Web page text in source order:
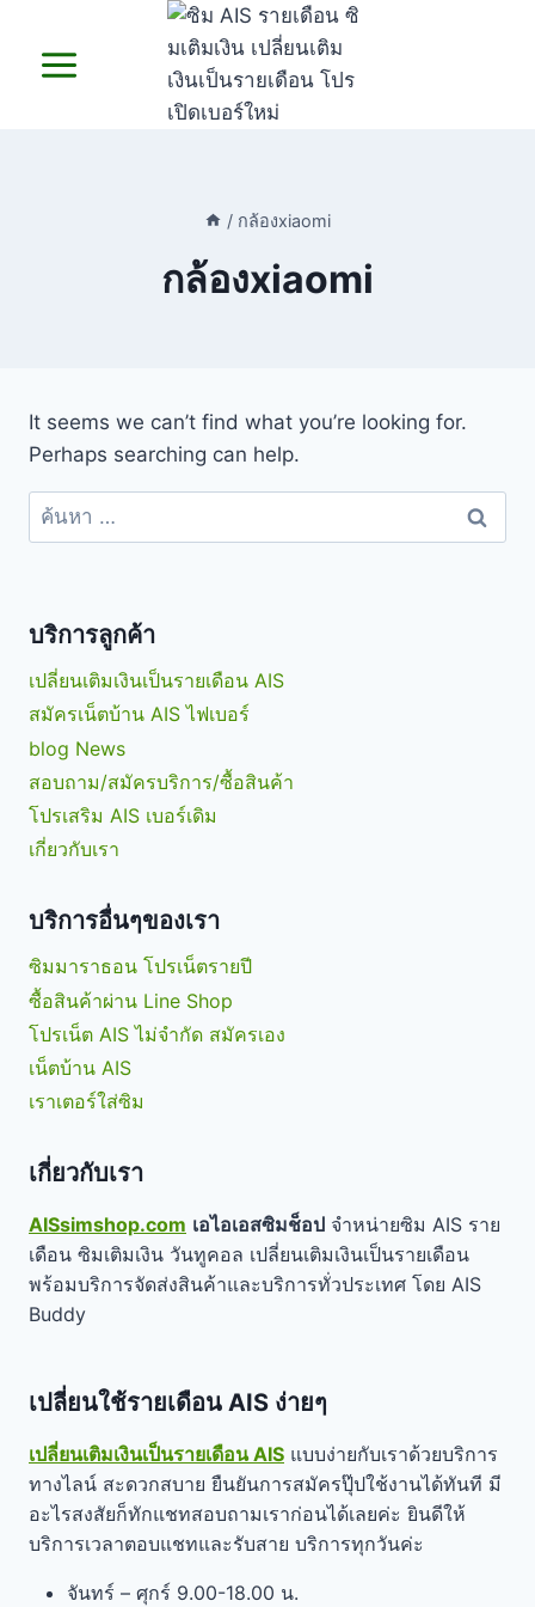
content
/ กล้องxiaomi
กล้องxiaomi
It seems we can’t find what you’re looking for.
Perhaps searching can help.
ค้นหา
สำหรับ:
บริการลูกค้า
เปลี่ยนเติมเงินเป็นรายเดือน AIS
สมัครเน็ตบ้าน AIS ไฟเบอร์
blog News
สอบถาม/สมัครบริการ/ซื้อสินค้า
โปรเสริม AIS เบอร์เดิม
เกี่ยวกับเรา
บริการอื่นๆของเรา
ซิมมาราธอน โปรเน็ตรายปี
ซื้อสินค้าผ่าน Line Shop
โปรเน็ต AIS ไม่จำกัด สมัครเอง
เน็ตบ้าน AIS
เราเตอร์ใส่ซิม
เกี่ยวกับเรา
AISsimshop.com เอไอเอสซิมช็อป จำหน่ายซิม AIS ราย
เดือน ซิมเติมเงิน วันทูคอล เปลี่ยนเติมเงินเป็นรายเดือน
พร้อมบริการจัดส่งสินค้าและบริการทั่วประเทศ โดย AIS
Buddy
เปลี่ยนใช้รายเดือน AIS ง่ายๆ
เปลี่ยนเติมเงินเป็นรายเดือน AIS แบบง่ายกับเราด้วยบริการ
ทางไลน์ สะดวกสบาย ยืนยันการสมัครปุ๊ปใช้งานได้ทันที มี
อะไรสงสัยก็ทักแชทสอบถามเราก่อนได้เลยค่ะ ยินดีให้
บริการเวลาตอบแชทและรับสาย บริการทุกวันค่ะ
จันทร์ – ศุกร์ 9.00-18.00 น.